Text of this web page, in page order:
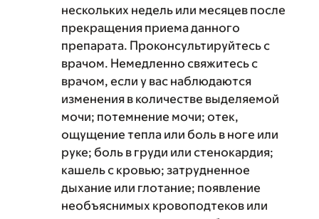
нескольких недель или месяцев после
прекращения приема данного
препарата. Проконсультируйтесь с
врачом. Немедленно свяжитесь с
врачом, если у вас наблюдаются
изменения в количестве выделяемой
мочи; потемнение мочи; отек,
ощущение тепла или боль в ноге или
руке; боль в груди или стенокардия;
кашель с кровью; затрудненное
дыхание или глотание; появление
необъяснимых кровоподтеков или